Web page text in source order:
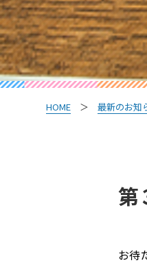
HOME ＞最新のお知
第
お待